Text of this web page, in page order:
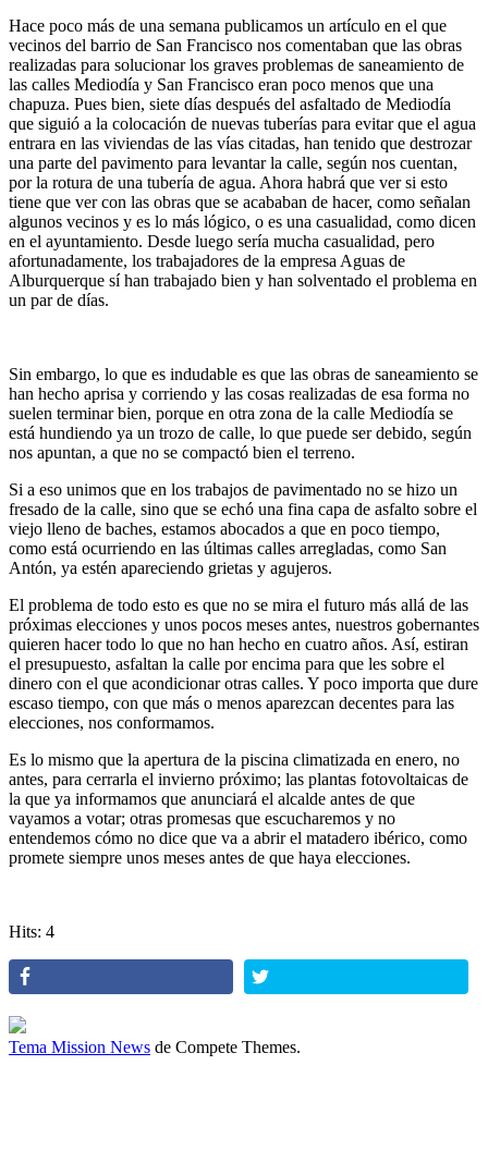
Hace poco más de una semana publicamos un artículo en el que
vecinos del barrio de San Francisco nos comentaban que las obras
realizadas para solucionar los graves problemas de saneamiento de
las calles Mediodía y San Francisco eran poco menos que una
chapuza. Pues bien, siete días después del asfaltado de Mediodía
que siguió a la colocación de nuevas tuberías para evitar que el agua
entrara en las viviendas de las vías citadas, han tenido que destrozar
una parte del pavimento para levantar la calle, según nos cuentan,
por la rotura de una tubería de agua. Ahora habrá que ver si esto
tiene que ver con las obras que se acababan de hacer, como señalan
algunos vecinos y es lo más lógico, o es una casualidad, como dicen
en el ayuntamiento. Desde luego sería mucha casualidad, pero
afortunadamente, los trabajadores de la empresa Aguas de
Alburquerque sí han trabajado bien y han solventado el problema en
un par de días.
Sin embargo, lo que es indudable es que las obras de saneamiento se
han hecho aprisa y corriendo y las cosas realizadas de esa forma no
suelen terminar bien, porque en otra zona de la calle Mediodía se
está hundiendo ya un trozo de calle, lo que puede ser debido, según
nos apuntan, a que no se compactó bien el terreno.
Si a eso unimos que en los trabajos de pavimentado no se hizo un
fresado de la calle, sino que se echó una fina capa de asfalto sobre el
viejo lleno de baches, estamos abocados a que en poco tiempo,
como está ocurriendo en las últimas calles arregladas, como San
Antón, ya estén apareciendo grietas y agujeros.
El problema de todo esto es que no se mira el futuro más allá de las
próximas elecciones y unos pocos meses antes, nuestros gobernantes
quieren hacer todo lo que no han hecho en cuatro años. Así, estiran
el presupuesto, asfaltan la calle por encima para que les sobre el
dinero con el que acondicionar otras calles. Y poco importa que dure
escaso tiempo, con que más o menos aparezcan decentes para las
elecciones, nos conformamos.
Es lo mismo que la apertura de la piscina climatizada en enero, no
antes, para cerrarla el invierno próximo; las plantas fotovoltaicas de
la que ya informamos que anunciará el alcalde antes de que
vayamos a votar; otras promesas que escucharemos y no
entendemos cómo no dice que va a abrir el matadero ibérico, como
promete siempre unos meses antes de que haya elecciones.
Hits: 4
azagala
Tema Mission News de Compete Themes.